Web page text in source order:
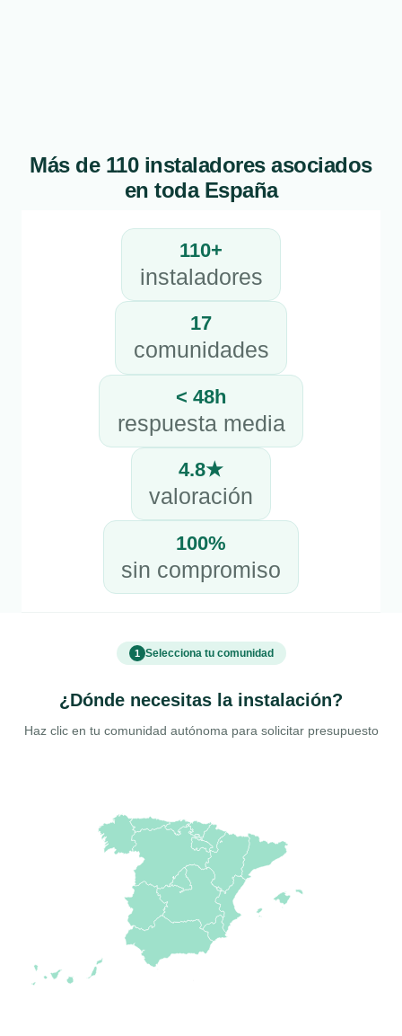
Más de 110 instaladores asociados
en toda España
110+
instaladores
17
comunidades
< 48h
respuesta media
4.8★
valoración
100%
sin compromiso
1 Selecciona tu comunidad
¿Dónde necesitas la instalación?
Haz clic en tu comunidad autónoma para solicitar presupuesto